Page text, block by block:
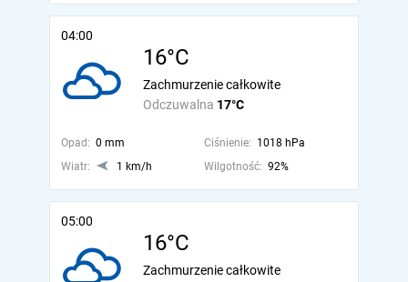
04:00
16°C
Odczuwalna 17°C
Zachmurzenie całkowite
Opad: 0 mm Ciśnienie: 1018 hPa
Wiatr:
1 km/h Wilgotność: 92%
05:00
16°C
Zachmurzenie całkowite